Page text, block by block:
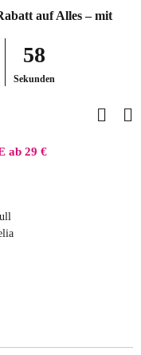
auf Alles – mit
58
Sekunden
ab 29 €